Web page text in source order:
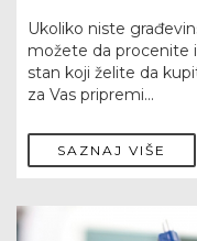
Ukoliko niste
možete da procenite
stan koji želite da
za Vas pripremi...
SAZNAJ VIŠE